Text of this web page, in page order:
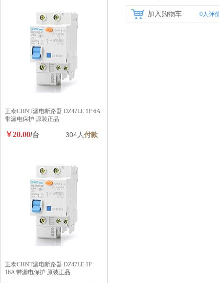
加入购物车 0人评
正泰CHNT漏电断路器 DZ47LE 1P 6A
带漏电保护 原装正品
￥20.00/台 304人付款
正泰CHNT漏电断路器 DZ47LE 1P
16A 带漏电保护 原装正品